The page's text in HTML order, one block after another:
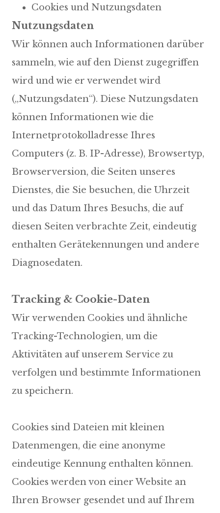
Cookies und Nutzungsdaten
Nutzungsdaten
Wir können auch Informationen darüber
sammeln, wie auf den Dienst zugegriffen
wird und wie er verwendet wird
(„Nutzungsdaten“). Diese Nutzungsdaten
können Informationen wie die
Internetprotokolladresse Ihres
Computers (z. B. IP-Adresse), Browsertyp,
Browserversion, die Seiten unseres
Dienstes, die Sie besuchen, die Uhrzeit
und das Datum Ihres Besuchs, die auf
diesen Seiten verbrachte Zeit, eindeutig
enthalten Gerätekennungen und andere
Diagnosedaten.
Tracking & Cookie-Daten
Wir verwenden Cookies und ähnliche
Tracking-Technologien, um die
Aktivitäten auf unserem Service zu
verfolgen und bestimmte Informationen
zu speichern.
Cookies sind Dateien mit kleinen
Datenmengen, die eine anonyme
eindeutige Kennung enthalten können.
Cookies werden von einer Website an
Ihren Browser gesendet und auf Ihrem